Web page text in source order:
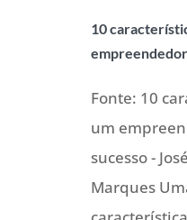
10
Fonte: 10
um
sucesso -
Marques